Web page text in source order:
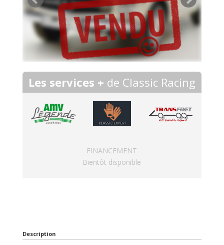
Les services + de Classic Racing
FINANCEMENT
Bientôt disponible
Description